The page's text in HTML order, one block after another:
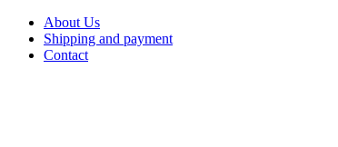
About Us
Shipping and payment
Contact